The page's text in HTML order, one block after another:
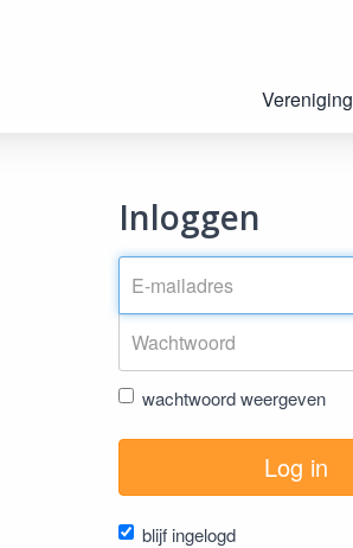
Vereniging
Inloggen
wachtwoord weergeven
Log in
blijf ingelogd